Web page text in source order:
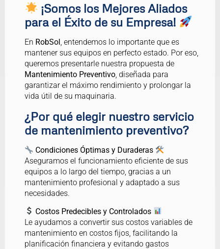
¡Somos los Mejores Aliados
para el Éxito de su Empresa!
En RobSol, entendemos lo importante que es
mantener sus equipos en perfecto estado. Por eso,
queremos presentarle nuestra propuesta de
Mantenimiento Preventivo, diseñada para
garantizar el máximo rendimiento y prolongar la
vida útil de su maquinaria.
¿Por qué elegir nuestro servicio
de mantenimiento preventivo?
Condiciones Óptimas y Duraderas
Aseguramos el funcionamiento eficiente de sus
equipos a lo largo del tiempo, gracias a un
mantenimiento profesional y adaptado a sus
necesidades.
Costos Predecibles y Controlados
Le ayudamos a convertir sus costos variables de
mantenimiento en costos fijos, facilitando la
planificación financiera y evitando gastos